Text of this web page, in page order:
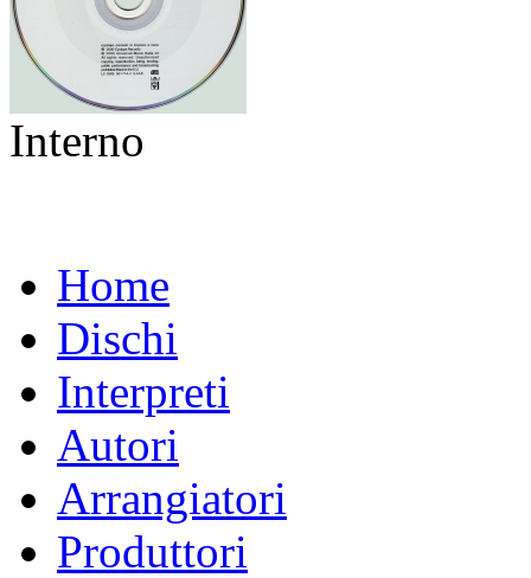
Interno
Home
Dischi
Interpreti
Autori
Arrangiatori
Produttori